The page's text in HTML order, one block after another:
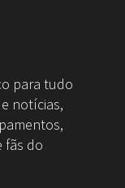
para tudo
notícias,
fãs do